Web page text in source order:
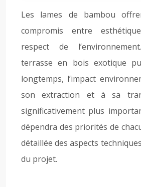
Les lames de bambou
compromis entre
respect de
terrasse en bois exotique
longtemps, l’impact
son extraction et à sa
significativement plus
dépendra des priorités de
détaillée des aspects
du projet.